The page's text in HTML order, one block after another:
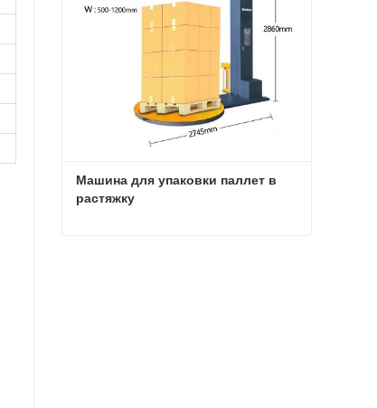
Машина для упаковки паллет в
растяжку